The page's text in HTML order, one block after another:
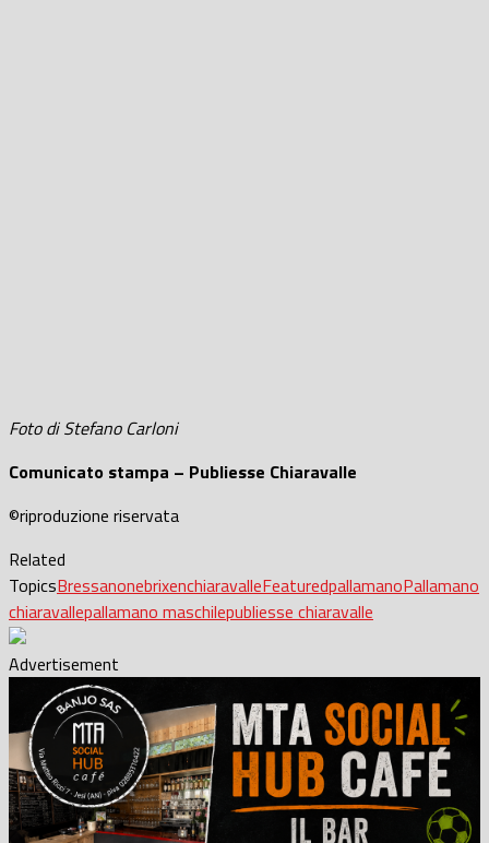
Foto di Stefano Carloni
Comunicato stampa – Publiesse Chiaravalle
©riproduzione riservata
Related
TopicsBressanonebrixenchiaravalleFeaturedpallamanoPallamano
chiaravallepallamano maschilepubliesse chiaravalle
Advertisement